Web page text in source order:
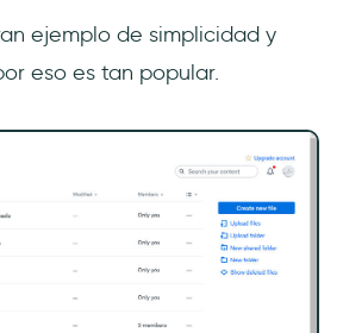
ejemplo de simplicidad y
eso es tan popular.